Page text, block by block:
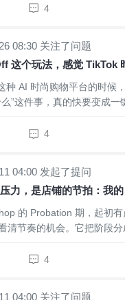
替，平台会直接帮你整理
4
08:30 关注了问题
个玩法，感觉 TikTok 时尚带
种 AI 时尚购物平台的时候
”这件事，真的快要变成一
替，平台会直接帮你整理
4
04:00 发起了提问
，是店铺的节拍：我的
的 Probation 期，起初
清节奏的机会。它把阶段分
架从 100、200、1000 上
4
04:00 关注了问题